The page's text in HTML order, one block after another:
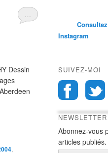
…
Dessin
,
Instagram
SUIVEZ-MOI
NEWSLETTER
Abonnez-vous
articles publiés.